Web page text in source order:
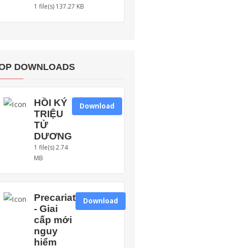
1 file(s) 137.27 KB
DOWNLOADS
HỒI KÝ
TRIỆU
TỬ
DƯƠNG
1 file(s)2.74
MB
Download
Precariat
- Giai
cấp mới
nguy
hiểm
Download